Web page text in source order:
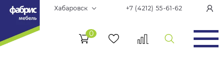
Хабаровск +7 (4212) 55-61-62
0